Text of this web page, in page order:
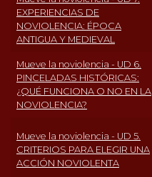
EXPERIENCIAS DE
NOVIOLENCIA: ÉPOCA
ANTIGUA Y MEDIEVAL
Mueve la noviolencia - UD 6.
PINCELADAS HISTÓRICAS:
¿QUÉ FUNCIONA O NO EN LA
NOVIOLENCIA?
Mueve la noviolencia - UD 5.
CRITERIOS PARA ELEGIR UNA
ACCIÓN NOVIOLENTA